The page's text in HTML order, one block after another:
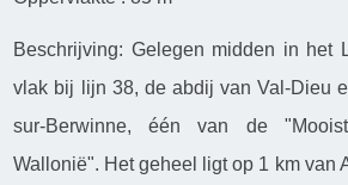
Beschrijving: Gelegen midden in het
vlak bij lijn 38, de abdij van Val-Dieu
sur-Berwinne, één van de
Wallonië". Het geheel ligt op 1 km van